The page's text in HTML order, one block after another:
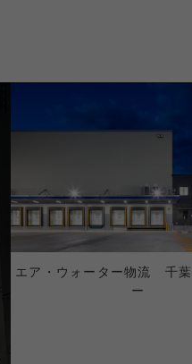
エア・ウォーター物流 千葉
ー